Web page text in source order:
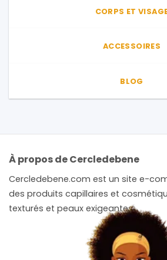
CORPS ET
ACCESSOIRES
BLOG
À propos de Cercledebene
Cercledebene.com est un site e-
des produits capillaires et
texturés et peaux exigeantes.